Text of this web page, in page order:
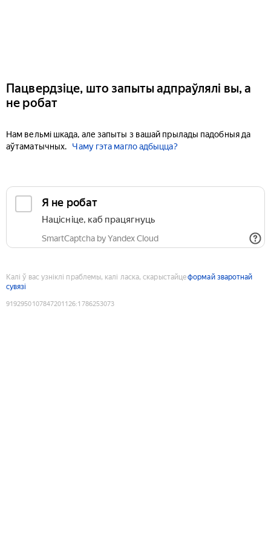
Пацвердзіце, што запыты адпраўлялі вы, а
не робат
Нам вельмі шкада, але запыты з вашай прылады падобныя да
аўтаматычных.
Чаму гэта магло адбыцца?
Я не робат
Націсніце, каб працягнуць
SmartCaptcha by Yandex Cloud
Калі ў вас узніклі праблемы, калі ласка, скарыстайцеформай зваротнай
сувязі
9192950107847201126:1786253073